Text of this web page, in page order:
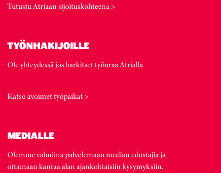
Tutustu Atriaan sijoituskohteena >
TYÖNHAKIJOILLE
Ole yhteydessä jos harkitset työuraa Atrialla
Katso avoimet työpaikat >
MEDIALLE
Olemme valmiina palvelemaan median edustajia ja
ottamaan kantaa alan ajankohtaisiin kysymyksiin.